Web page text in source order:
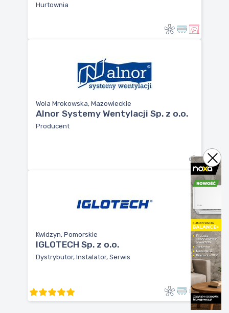
Hurtownia
Wola Mrokowska, Mazowieckie
Alnor Systemy Wentylacji Sp. z o.o.
Producent
Kwidzyn, Pomorskie
IGLOTECH Sp. z o.o.
Dystrybutor, Instalator, Serwis